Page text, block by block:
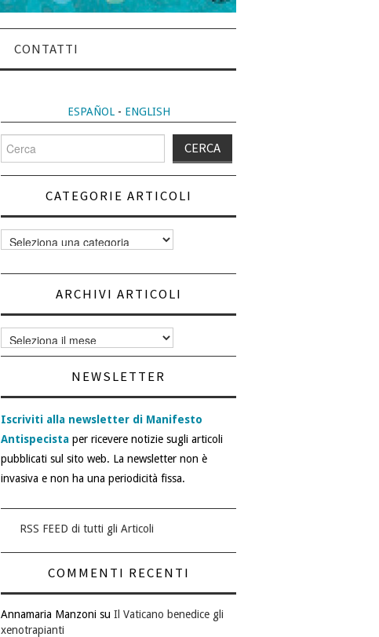
CONTATTI
ESPAÑOL- ENGLISH
per:
CATEGORIE ARTICOLI
Categorie
articoli
ARCHIVI ARTICOLI
Archivi
articoli
NEWSLETTER
Iscriviti alla newsletter di Manifesto
Antispecista per ricevere notizie sugli articoli
pubblicati sul sito web. La newsletter non è
invasiva e non ha una periodicità fissa.
RSS FEED di tutti gli Articoli
COMMENTI RECENTI
Annamaria Manzoni su Il Vaticano benedice gli
xenotrapianti